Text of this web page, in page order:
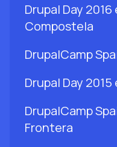
Drupal Day
Compostela
DrupalCamp
Drupal Day
DrupalCamp
Frontera